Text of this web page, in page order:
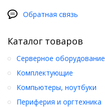
Обратная связь
Каталог товаров
Серверное оборудование
Комплектующие
Компьютеры, ноутбуки
Периферия и оргтехника